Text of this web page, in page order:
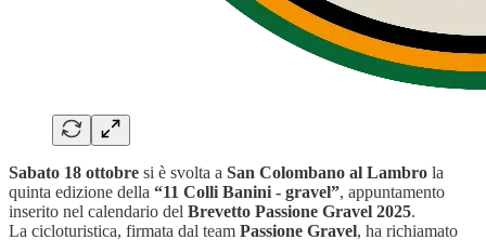
Sabato 18 ottobre si è svolta a San Colombano al Lambro la
quinta edizione della “11 Colli Banini - gravel”, appuntamento
inserito nel calendario del Brevetto Passione Gravel 2025.
La cicloturistica, firmata dal team Passione Gravel, ha richiamato